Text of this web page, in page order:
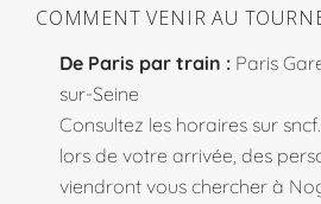
COMMENT VENIR AU
De Paris par train : Paris
sur-Seine
Consultez les horaires sur
lors de votre arrivée, des
viendront vous chercher à